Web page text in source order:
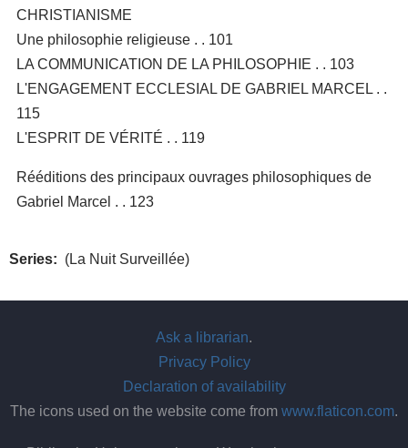
CHRISTIANISME
Une philosophie religieuse . . 101
LA COMMUNICATION DE LA PHILOSOPHIE . . 103
L'ENGAGEMENT ECCLESIAL DE GABRIEL MARCEL . .
115
L'ESPRIT DE VÉRITÉ . . 119
Rééditions des principaux ouvrages philosophiques de
Gabriel Marcel . . 123
Series (La Nuit Surveillée)
Ask a librarian.
Privacy Policy
Declaration of availability
The icons used on the website come from www.flaticon.com.